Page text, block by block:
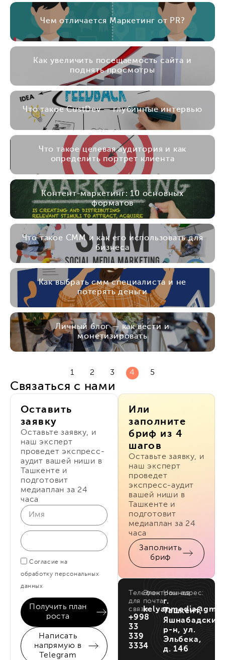
Чем отличается Маркетинг от PR?
Как увеличить посещаемость сайта и
поднять просмотры
Что такое CustDev — глубинные интервью
Что такое целевая аудитория и как
определить портрет клиента
Контент-маркетинг: 10 основных
форматов
Что такое СММ и как его использовать для
бизнеса
Как выбрать смм специалиста и не
потерять деньги
Личный блог — как вести и
монетизировать
1 2 3 4 5
Связаться с нами
Оставить
заявку
Оставьте заявку, и
наш эксперт
проведет экспресс-
аудит вашей ниши в
Ташкенте и
подготовит
медиаплан за 24
часа
Согласие на
обработку персональных
данных
Получить план
роста
Написать
напрямую в
Telegram
Или
заполните
бриф из 4
шагов
Оставьте заявку, и
наш эксперт
проведет
экспресс-аудит
вашей ниши в
Ташкенте и
подготовит
медиаплан за 24
часа
Заполнить
бриф
+998
33
339
3334
Телефон
для
связи:
Электронная
почта:г.
Ташкент,
Яшнабадский
р-н, ул.
Эльбека,
д. 146
Наш адрес: